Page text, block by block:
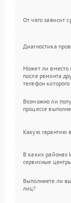
От чего зависит
Диагностика
Может ли вместо
после ремонта
телефон
Возможно ли
процессе
Какую гарантию
В каких районах
сервисные
Выполняете ли
лиц?